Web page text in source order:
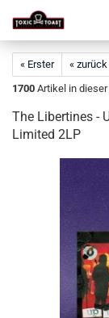
« Erster « zurück
1700 Artikel in
The Libertines -
Limited 2LP